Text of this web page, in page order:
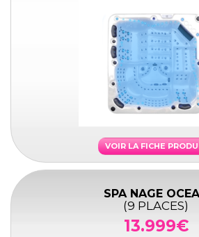
VOIR LA FICHE
SPA NAGE
(9 PLACES)
13.999€